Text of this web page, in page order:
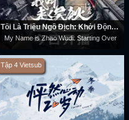
Tôi Là Triệu Ngô Địch: Khởi Động Lại
My Name is Zhao Wudi: Starting Over
Tập 4 Vietsub